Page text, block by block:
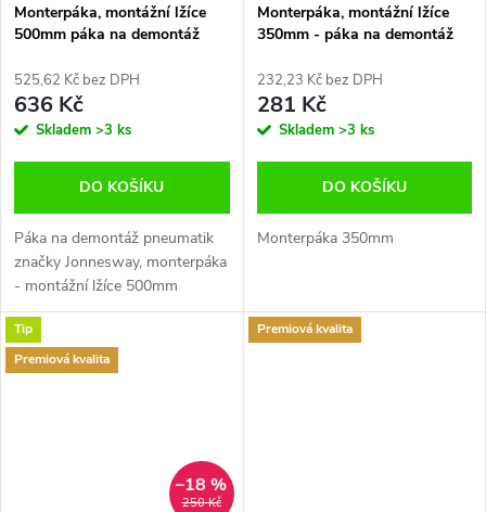
Monterpáka, montážní lžíce
500mm páka na demontáž
AN010188A
525,62 Kč bez DPH
636 Kč
Skladem >3 ks
DO KOŠÍKU
Páka na demontáž pneumatik
značky Jonnesway, monterpáka
- montážní lžíce 500mm
Monterpáka, montážní lžíce
350mm - páka na demontáž
AN010188B
232,23 Kč bez DPH
281 Kč
Skladem >3 ks
DO KOŠÍKU
Monterpáka 350mm
Tip
Premiová kvalita
250 Kč
–18 %
Premiová kvalita